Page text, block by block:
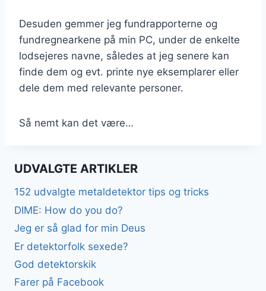
Desuden gemmer jeg fundrapporterne og
fundregnearkene på min PC, under de enkelte
lodsejeres navne, således at jeg senere kan
finde dem og evt. printe nye eksemplarer eller
dele dem med relevante personer.
Så nemt kan det være…
UDVALGTE ARTIKLER
152 udvalgte metaldetektor tips og tricks
DIME: How do you do?
Jeg er så glad for min Deus
Er detektorfolk sexede?
God detektorskik
Farer på Facebook